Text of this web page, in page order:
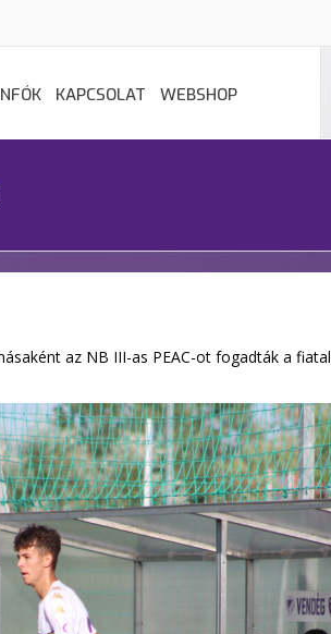
KAPCSOLAT WEBSHOP
az NB III-as PEAC-ot fogadták a